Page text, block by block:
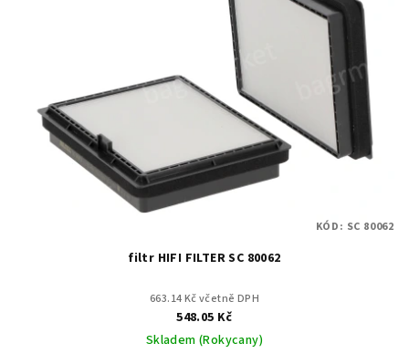
filtr HIFI FILTER SC 80062
663.14 Kč včetně DPH
548.05 Kč
Skladem (Rokycany)
KÓD: SC 80062